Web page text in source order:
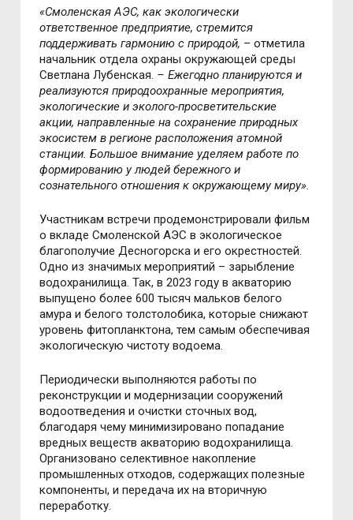
«Смоленская АЭС, как экологически
ответственное предприятие, стремится
поддерживать гармонию с природой, – отметила
начальник отдела охраны окружающей среды
Светлана Лубенская. – Ежегодно планируются и
реализуются природоохранные мероприятия,
экологические и эколого-просветительские
акции, направленные на сохранение природных
экосистем в регионе расположения атомной
станции. Большое внимание уделяем работе по
формированию у людей бережного и
сознательного отношения к окружающему миру».
Участникам встречи продемонстрировали фильм
о вкладе Смоленской АЭС в экологическое
благополучие Десногорска и его окрестностей.
Одно из значимых мероприятий – зарыбление
водохранилища. Так, в 2023 году в акваторию
выпущено более 600 тысяч мальков белого
амура и белого толстолобика, которые снижают
уровень фитопланктона, тем самым обеспечивая
экологическую чистоту водоема.
Периодически выполняются работы по
реконструкции и модернизации сооружений
водоотведения и очистки сточных вод,
благодаря чему минимизировано попадание
вредных веществ акваторию водохранилища.
Организовано селективное накопление
промышленных отходов, содержащих полезные
компоненты, и передача их на вторичную
переработку.